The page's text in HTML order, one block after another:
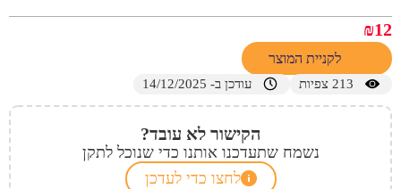
₪12
לקניית המוצר
213 צפיות עודכן ב- 14/12/2025
הקישור לא עובד?
נשמח שתעדכנו אותנו כדי שנוכל לתקן
לחצו כדי לעדכן